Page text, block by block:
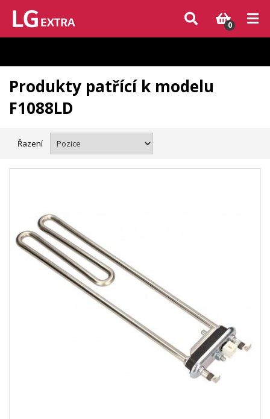
Vzhledem k aktuální situaci se může dodání dílů, které nejsou skladem,
zpozdit. Děkujeme za pochopení.
0
Produkty patřící k modelu
F1088LD
Řazení